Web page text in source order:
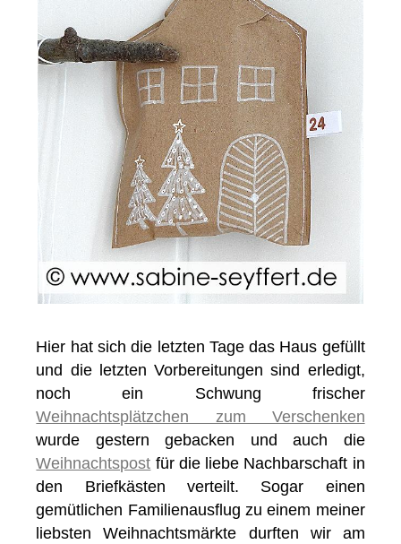
Hier hat sich die letzten Tage das Haus gefüllt
und die letzten Vorbereitungen sind erledigt,
noch ein Schwung frischer
Weihnachtsplätzchen zum Verschenken
wurde gestern gebacken und auch die
Weihnachtspost für die liebe Nachbarschaft in
den Briefkästen verteilt. Sogar einen
gemütlichen Familienausflug zu einem meiner
liebsten Weihnachtsmärkte durften wir am